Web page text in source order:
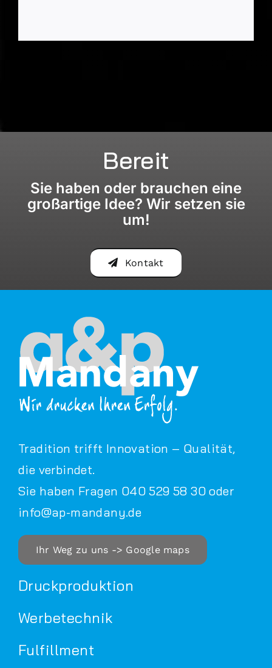
Bereit
Sie haben oder brauchen eine
großartige Idee? Wir setzen sie
um!
Kontakt
Tradition trifft Innovation – Qualität,
die verbindet.
Sie haben Fragen 040 529 58 30 oder
info@ap-mandany.de
Ihr Weg zu uns -> Google maps
Druckproduktion
Werbetechnik
Fulfillment